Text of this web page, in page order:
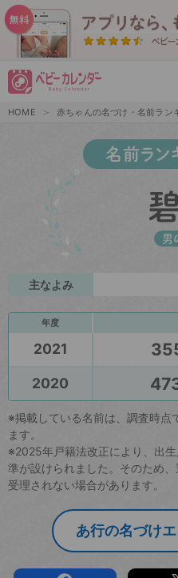
HOME 赤ちゃんの名づけ・名前ラン
名前ラン
男
主なよみ
年度
2021
2020
※掲載している名前は、調査時点
ます。
※2025年戸籍法改正により、出
準が設けられました。そのため
受理されない場合があります。
あ行の名づけ